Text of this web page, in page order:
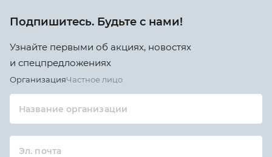
Подпишитесь. Будьте с нами!
Узнайте первыми об акциях, новостях
и спецпредложениях
ОрганизацияЧастное лицо
Название организации
Эл. почта